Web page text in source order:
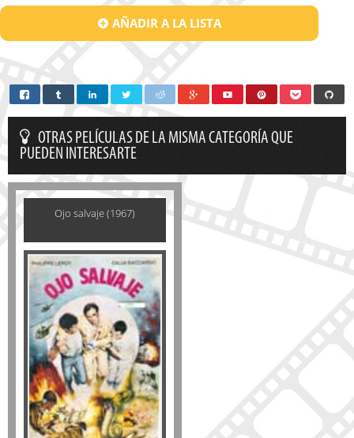
AÑADIR A LA LISTA
OTRAS PELÍCULAS DE LA MISMA CATEGORÍA QUE
PUEDEN INTERESARTE
Ojo salvaje (1967)